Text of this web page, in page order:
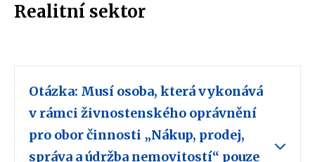
Realitní sektor
Otázka: Musí osoba, která vykonává
v rámci živnostenského oprávnění
pro obor činnosti „Nákup, prodej,
správa a údržba nemovitostí“ pouze